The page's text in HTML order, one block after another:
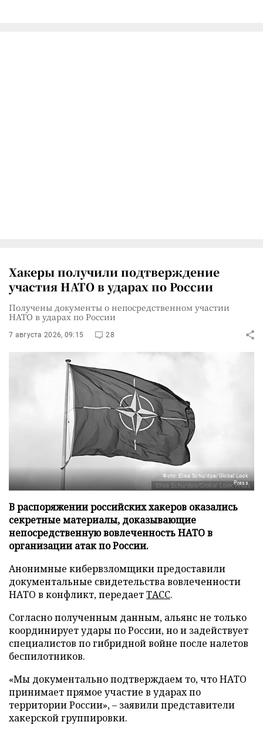
Хакеры получили подтверждение
участия НАТО в ударах по России
Получены документы о непосредственном участии
НАТО в ударах по России
7 августа 2026, 09:15 28
Фото: Elisa Schu/dpa/Global Look
Press
В распоряжении российских хакеров оказались
секретные материалы, доказывающие
непосредственную вовлеченность НАТО в
организации атак по России.
Анонимные кибервзломщики предоставили
документальные свидетельства вовлеченности
НАТО в конфликт, передаетТАСС.
Согласно полученным данным, альянс не только
координирует удары по России, но и задействует
специалистов по гибридной войне после налетов
беспилотников.
«Мы документально подтверждаем то, что НАТО
принимает прямое участие в ударах по
территории России», – заявили представители
хакерской группировки.